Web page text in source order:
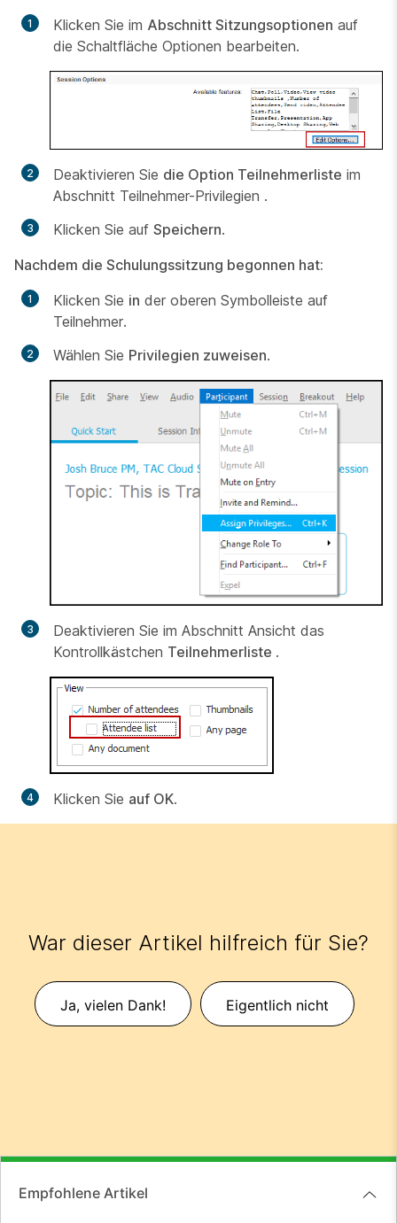
Klicken Sie im Abschnitt Sitzungsoptionen auf
die Schaltfläche Optionen bearbeiten.
Deaktivieren Sie die Option Teilnehmerliste im
Abschnitt Teilnehmer-Privilegien .
Klicken Sie auf Speichern.
Nachdem die Schulungssitzung begonnen hat:
Klicken Sie in der oberen Symbolleiste auf
Teilnehmer.
Wählen Sie Privilegien zuweisen.
Deaktivieren Sie im Abschnitt Ansicht das
Kontrollkästchen Teilnehmerliste .
Klicken Sie auf OK.
War dieser Artikel hilfreich für Sie?
Ja, vielen Dank! Eigentlich nicht
Empfohlene Artikel